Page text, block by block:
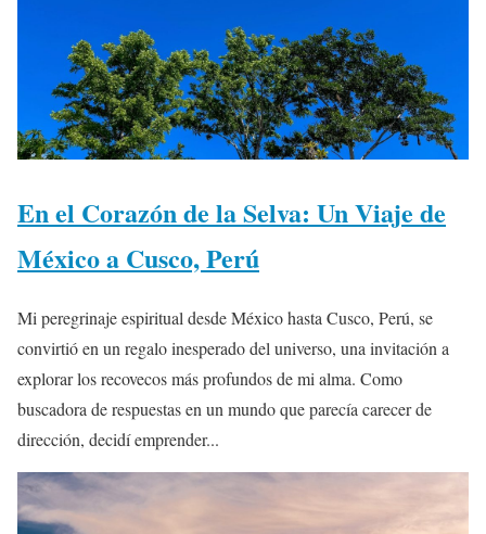
En el Corazón de la Selva: Un Viaje de
México a Cusco, Perú
Mi peregrinaje espiritual desde México hasta Cusco, Perú, se
convirtió en un regalo inesperado del universo, una invitación a
explorar los recovecos más profundos de mi alma. Como
buscadora de respuestas en un mundo que parecía carecer de
dirección, decidí emprender...